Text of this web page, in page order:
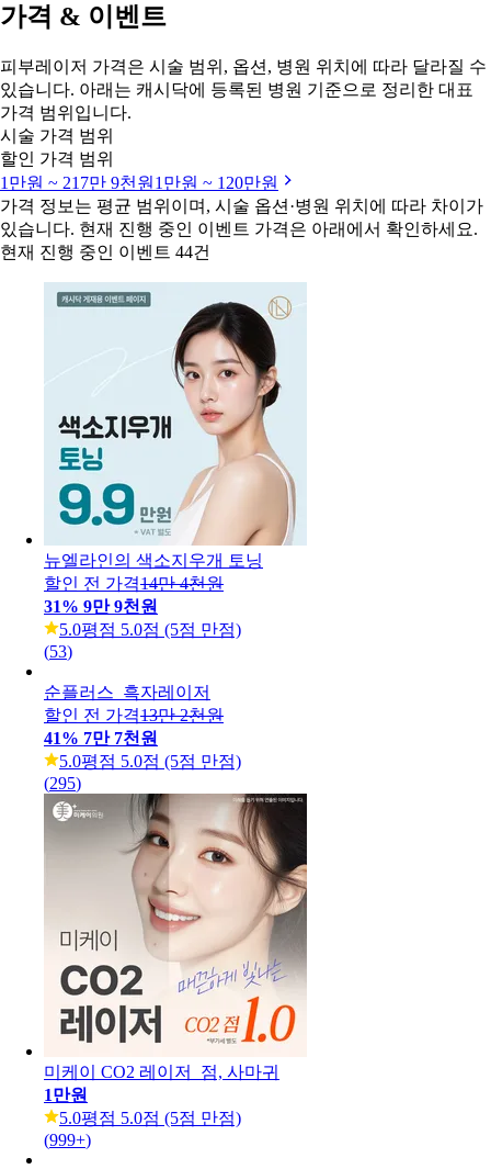
가격 & 이벤트
피부레이저 가격은 시술 범위, 옵션, 병원 위치에 따라 달라질 수
있습니다. 아래는 캐시닥에 등록된 병원 기준으로 정리한 대표
가격 범위입니다.
시술 가격 범위
할인 가격 범위
1만원 ~ 217만 9천원 1만원 ~ 120만원
가격 정보는 평균 범위이며, 시술 옵션·병원 위치에 따라 차이가
있습니다. 현재 진행 중인 이벤트 가격은 아래에서 확인하세요.
현재 진행 중인 이벤트 44건
뉴엘라인의 색소지우개 토닝
할인 전 가격14만 4천원
31% 9만 9천원
5.0평점 5.0점 (5점 만점)
(53)
순플러스_흑자레이저
할인 전 가격13만 2천원
41% 7만 7천원
5.0평점 5.0점 (5점 만점)
(295)
미케이 CO2 레이저_점, 사마귀
1만원
5.0평점 5.0점 (5점 만점)
(999+)